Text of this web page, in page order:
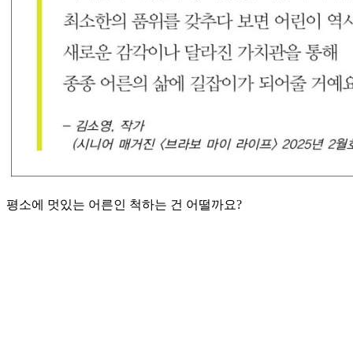
평소에 멋있는 어른인 척하는 건 어떨까요?